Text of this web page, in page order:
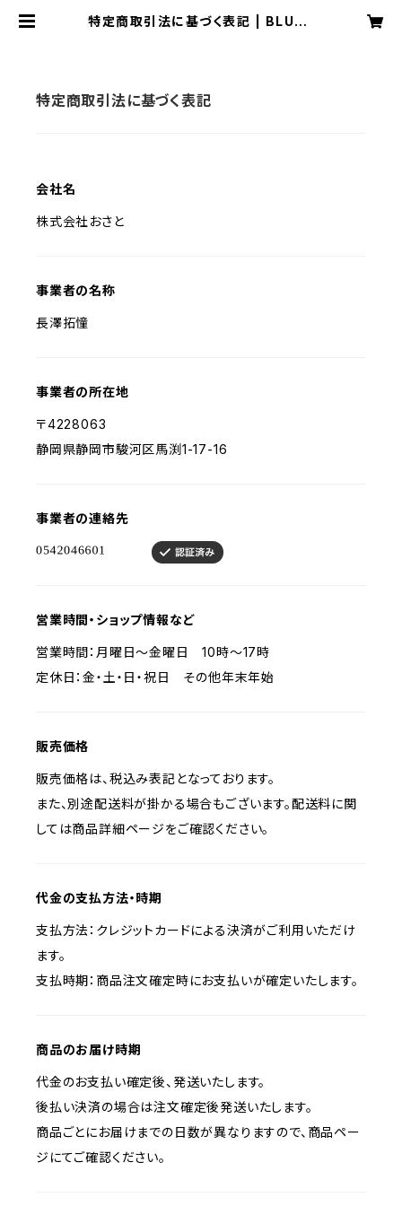
特定商取引法に基づく表記 | BLUES
特定商取引法に基づく表記
会社名
株式会社おさと
事業者の名称
長澤拓憧
事業者の所在地
〒4228063
静岡県静岡市駿河区馬渕1-17-16
事業者の連絡先
営業時間・ショップ情報など
営業時間：月曜日〜金曜日 10時〜17時
定休日：金・土・日・祝日 その他年末年始
販売価格
販売価格は、税込み表記となっております。
また、別途配送料が掛かる場合もございます。配送料に関
しては商品詳細ページをご確認ください。
代金の支払方法・時期
支払方法：クレジットカードによる決済がご利用いただけ
ます。
支払時期：商品注文確定時にお支払いが確定いたします。
商品のお届け時期
代金のお支払い確定後、発送いたします。
後払い決済の場合は注文確定後発送いたします。
商品ごとにお届けまでの日数が異なりますので、商品ペー
ジにてご確認ください。